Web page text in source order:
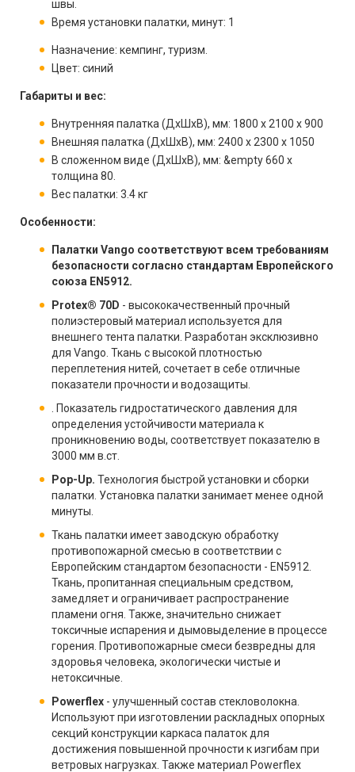
швы.
Время установки палатки, минут: 1
Назначение: кемпинг, туризм.
Цвет: синий
Габариты и вес:
Внутренняя палатка (ДхШхВ), мм: 1800 х 2100 х 900
Внешняя палатка (ДхШхВ), мм: 2400 х 2300 х 1050
В сложенном виде (ДхШхВ), мм: &empty 660 x
толщина 80.
Вес палатки: 3.4 кг
Особенности:
Палатки Vango соответствуют всем требованиям
безопасности согласно стандартам Европейского
союза EN5912.
Protex® 70D - высококачественный прочный
полиэстеровый материал используется для
внешнего тента палатки. Разработан эксклюзивно
для Vango. Ткань с высокой плотностью
переплетения нитей, сочетает в себе отличные
показатели прочности и водозащиты.
. Показатель гидростатического давления для
определения устойчивости материала к
проникновению воды, соответствует показателю в
3000 мм в.ст.
Pop-Up. Технология быстрой установки и сборки
палатки. Установка палатки занимает менее одной
минуты.
Ткань палатки имеет заводскую обработку
противопожарной смесью в соответствии с
Европейским стандартом безопасности - EN5912.
Ткань, пропитанная специальным средством,
замедляет и ограничивает распространение
пламени огня. Также, значительно снижает
токсичные испарения и дымовыделение в процессе
горения. Противопожарные смеси безвредны для
здоровья человека, экологически чистые и
нетоксичные.
Powerflex - улучшенный состав стекловолокна.
Используют при изготовлении раскладных опорных
секций конструкции каркаса палаток для
достижения повышенной прочности к изгибам при
ветровых нагрузках. Также материал Powerflex